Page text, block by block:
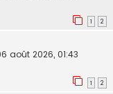
1 2
août 2026, 01:43
1 2